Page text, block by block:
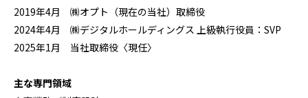
2019年4月 ㈱オプト（現在の当社）取締役
2024年4月 ㈱デジタルホールディングス 上級執行役員：SVP
2025年1月 当社取締役〈現任〉
主な専門領域